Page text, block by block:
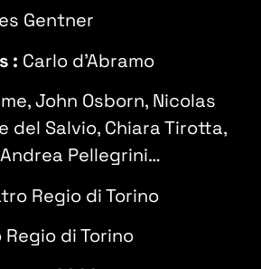
Gentner
: Carlo d’Abramo
John Osborn, Nicolas
del Salvio, Chiara Tirotta,
Pellegrini…
Regio di Torino
di Torino